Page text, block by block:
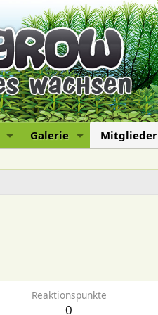
Galerie Mitglieder
Reaktionspunkte
0